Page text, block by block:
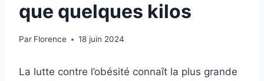
que quelques kilos
Par Florence 18 juin 2024
La lutte contre l’obésité connaît la plus grande